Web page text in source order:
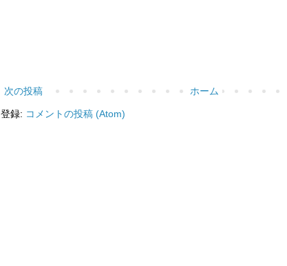
次の投稿 ホーム
登録: コメントの投稿 (Atom)